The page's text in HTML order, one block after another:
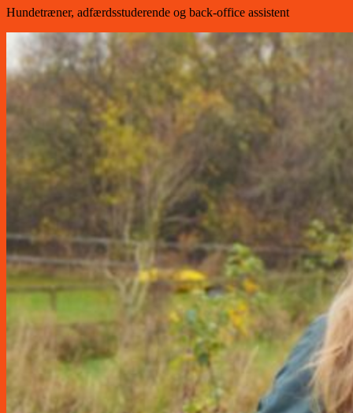
Hundetræner, adfærdsstuderende og back-office assistent